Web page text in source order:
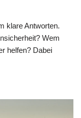
klare Antworten.
Wem
helfen? Dabei